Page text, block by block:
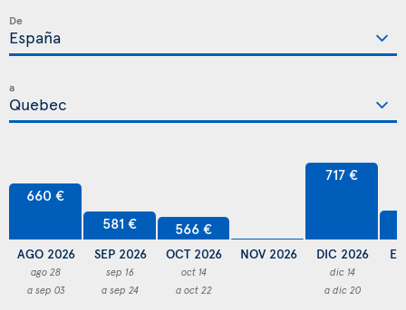
De
a
660 €
AGO 2026
ago 28
a sep 03
581 €
SEP 2026
sep 16
a sep 24
566 €
OCT 2026
oct 14
a oct 22
NOV 2026
717 €
DIC 2026
dic 14
a dic 20